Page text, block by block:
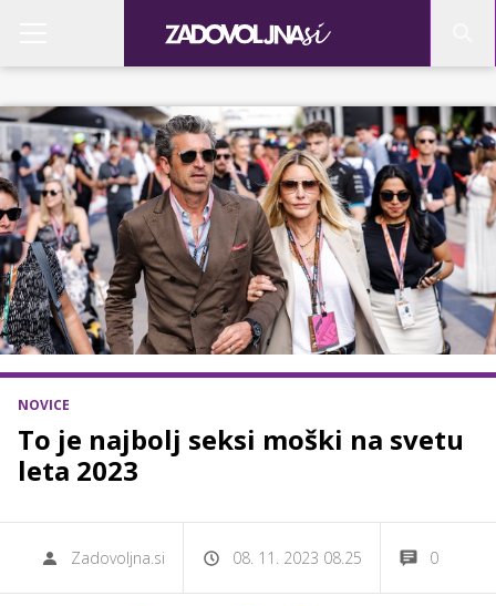
NOVICE
To je najbolj seksi moški na svetu
leta 2023
Zadovoljna.si 08. 11. 2023 08.25 0